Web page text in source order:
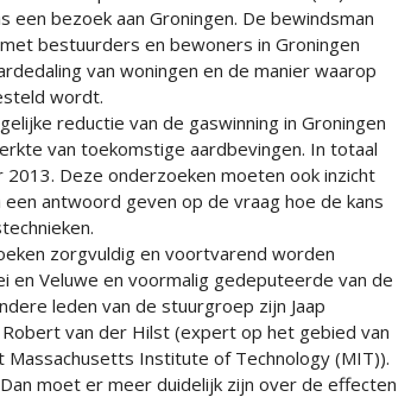
een bezoek aan Groningen. De bewindsman
bestuurders en bewoners in Groningen
van woningen en de manier waarop
wordt.
reductie van de gaswinning in Groningen
van toekomstige aardbevingen. In totaal
Deze onderzoeken moeten ook inzicht
antwoord geven op de vraag hoe de kans
zorgvuldig en voortvarend worden
en Veluwe en voormalig gedeputeerde van de
leden van de stuurgroep zijn Jaap
van der Hilst (expert op het gebied van
Institute of Technology (MIT)).
moet er meer duidelijk zijn over de effecten